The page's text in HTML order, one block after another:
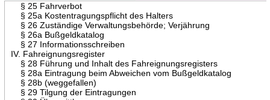
§ 25 Fahrverbot
§ 25a Kostentragungspflicht des Halters
§ 26 Zuständige Verwaltungsbehörde; Verjährung
§ 26a Bußgeldkatalog
§ 27 Informationsschreiben
IV. Fahreignungsregister
§ 28 Führung und Inhalt des Fahreignungsregisters
§ 28a Eintragung beim Abweichen vom Bußgeldkatalog
§ 28b (weggefallen)
§ 29 Tilgung der Eintragungen